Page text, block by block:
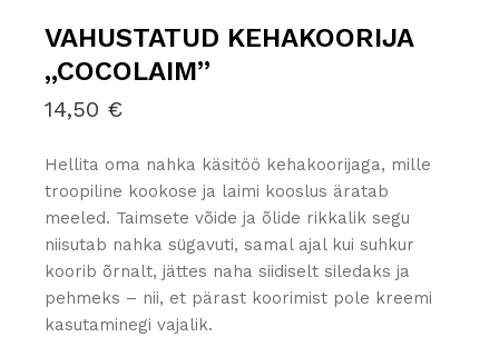
VAHUSTATUD KEHAKOORIJA
„COCOLAIM”
14,50 €
Hellita oma nahka käsitöö kehakoorijaga, mille
troopiline kookose ja laimi kooslus äratab
meeled. Taimsete võide ja õlide rikkalik segu
niisutab nahka sügavuti, samal ajal kui suhkur
koorib õrnalt, jättes naha siidiselt siledaks ja
pehmeks – nii, et pärast koorimist pole kreemi
kasutaminegi vajalik.